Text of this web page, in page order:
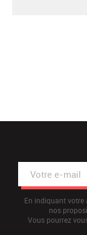
En indiquant votre
nos
Vous pourrez